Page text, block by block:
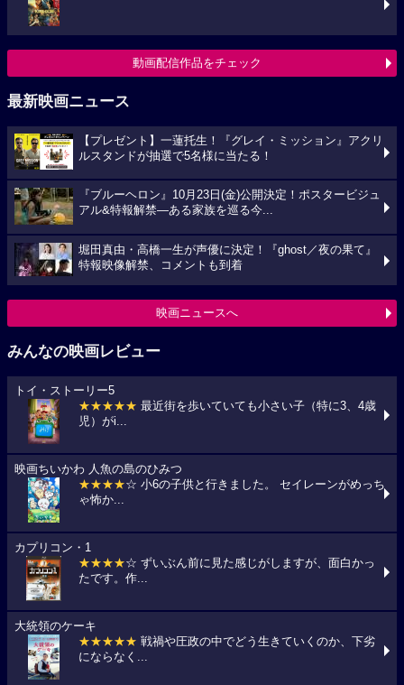
動画配信作品をチェック
最新映画ニュース
【プレゼント】一蓮托生！『グレイ・ミッション』アクリ
ルスタンドが抽選で5名様に当たる！
『ブルーヘロン』10月23日(金)公開決定！ポスタービジュ
アル&特報解禁―ある家族を巡る今...
堀田真由・高橋一生が声優に決定！『ghost／夜の果て』
特報映像解禁、コメントも到着
映画ニュースへ
みんなの映画レビュー
トイ・ストーリー5
★★★★★ 最近街を歩いていても小さい子（特に3、4歳
児）がi...
映画ちいかわ 人魚の島のひみつ
★★★★☆ 小6の子供と行きました。 セイレーンがめっち
ゃ怖か...
カプリコン・1
★★★★☆ ずいぶん前に見た感じがしますが、面白かっ
たです。作...
大統領のケーキ
★★★★★ 戦禍や圧政の中でどう生きていくのか、下劣
にならなく...